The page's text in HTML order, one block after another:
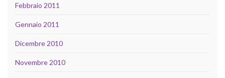
Febbraio 2011
Gennaio 2011
Dicembre 2010
Novembre 2010